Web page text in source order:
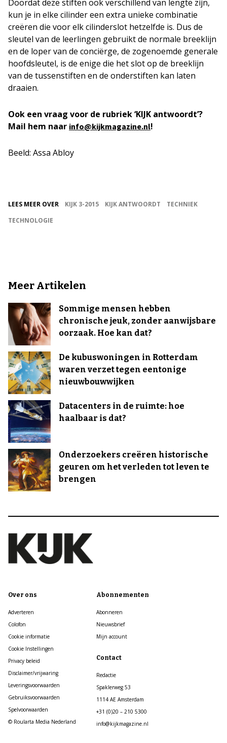
Doordat deze stiften ook verschillend van lengte zijn,
kun je in elke cilinder een extra unieke combinatie
creëren die voor elk cilinderslot hetzelfde is. Dus de
sleutel van de leerlingen gebruikt de normale breeklijn
en de loper van de conciërge, de zogenoemde generale
hoofdsleutel, is de enige die het slot op de breeklijn
van de tussenstiften en de onderstiften kan laten
draaien.
Ook een vraag voor de rubriek ‘KIJK antwoordt’?
Mail hem naar info@kijkmagazine.nl!
Beeld: Assa Abloy
LEES MEER OVER KIJK 3-2015 KIJK ANTWOORDT
TECHNIEK
TECHNOLOGIE
Meer Artikelen
Sommige mensen hebben
chronische jeuk, zonder aanwijsbare
oorzaak. Hoe kan dat?
De kubuswoningen in Rotterdam
waren verzet tegen eentonige
nieuwbouwwijken
Datacenters in de ruimte: hoe
haalbaar is dat?
Onderzoekers creëren historische
geuren om het verleden tot leven te
brengen
Over ons
Adverteren
Colofon
Cookie informatie
Cookie Instellingen
Privacy beleid
Disclaimer/vrijwaring
Leveringsvoorwaarden
Gebruiksvoorwaarden
Spelvoorwaarden
© Roularta Media Nederland
Abonnementen
Abonneren
Nieuwsbrief
Mijn account
Contact
Redactie
Spaklerweg 53
1114 AE Amsterdam
+31 (0)20 – 210 5300
info@kijkmagazine.nl